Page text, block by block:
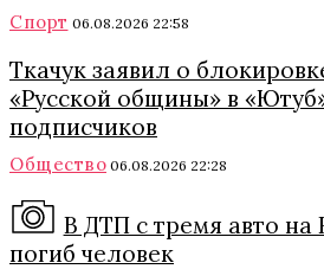
Спорт 06.08.2026 22:58
Ткачук заявил о
«Русской общины» в
подписчиков
Общество 06.08.2026 22:28
В ДТП с тремя авто на
погиб человек